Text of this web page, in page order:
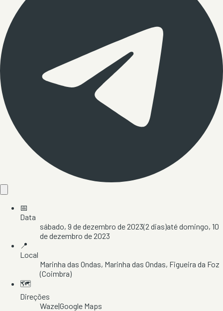
📅
Data
sábado, 9 de dezembro de 2023(2 dias)atédomingo, 10
de dezembro de 2023
📍
Local
Marinha das Ondas, Marinha das Ondas, Figueira da Foz
(Coimbra)
🗺️
Direções
Waze|Google Maps